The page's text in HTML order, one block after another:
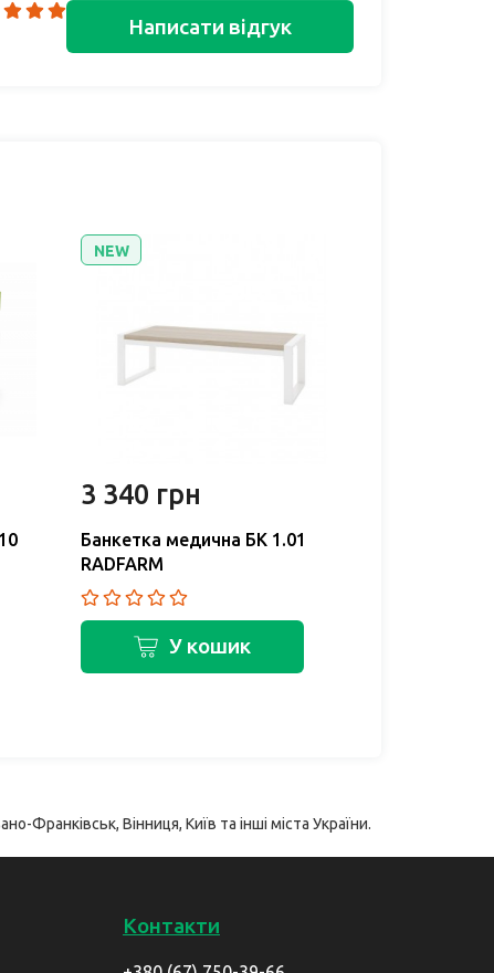
Написати відгук
NEW
3 340 грн
Банкетка медична БК 1.01
RADFARM
У кошик
Франківськ, Вінниця, Київ та інші міста України.
Контакти